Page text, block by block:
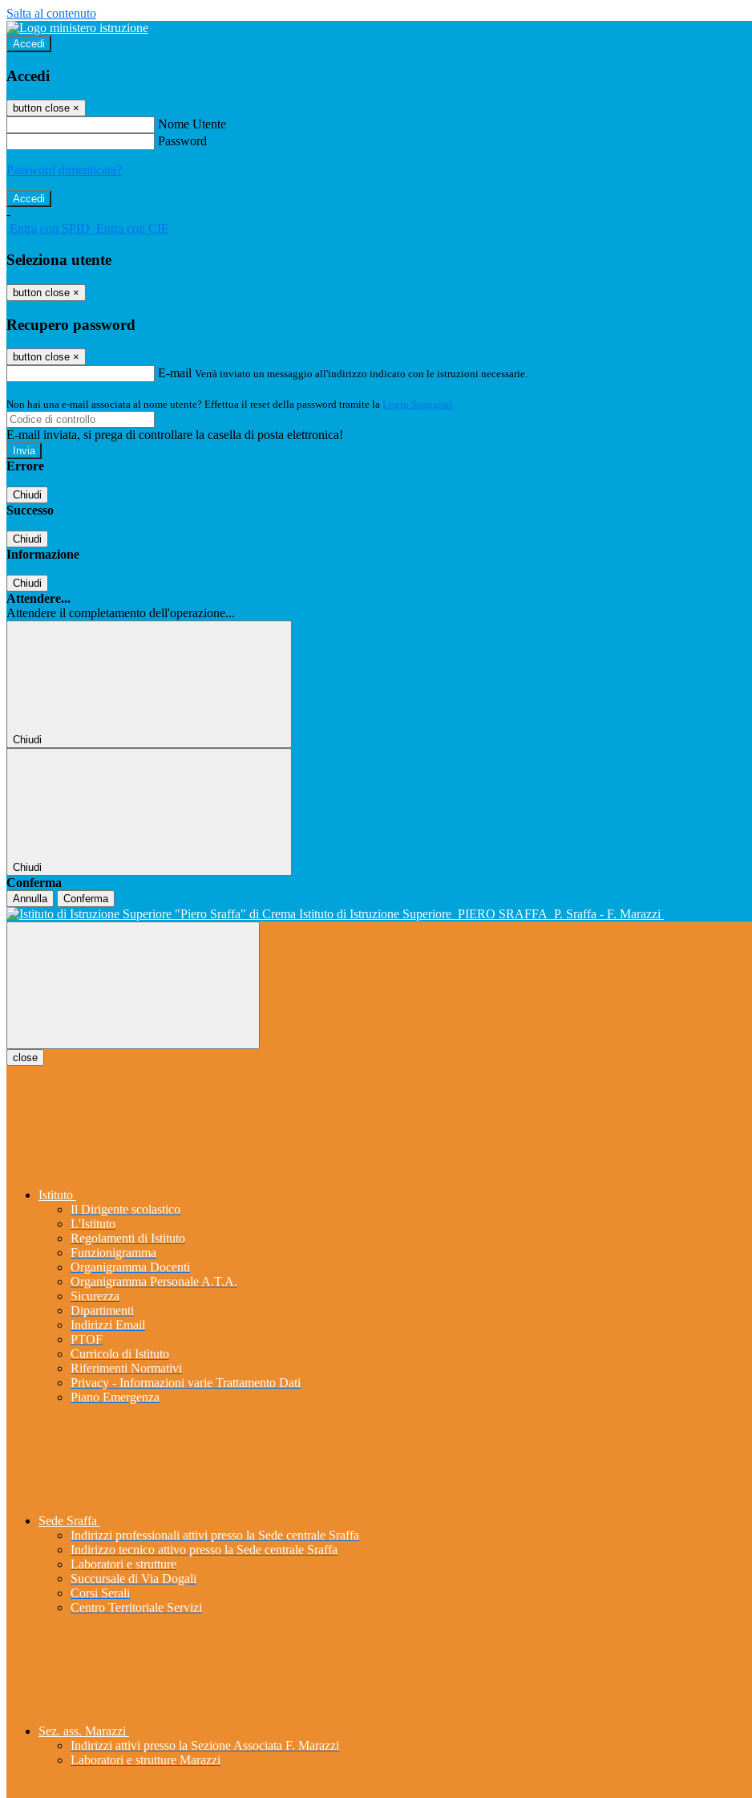
Salta al contenuto
Accedi
Accedi
button close ×
Nome Utente
Password
Password dimenticata?
-
Entra con SPID Entra con CIE
Seleziona utente
button close ×
Recupero password
button close ×
E-mail Verrà inviato un messaggio all'indirizzo indicato con le istruzioni necessarie.
Non hai una e-mail associata al nome utente? Effettua il reset della password tramite la Login Spaggiari
E-mail inviata, si prega di controllare la casella di posta elettronica!
Errore
Chiudi
Successo
Chiudi
Informazione
Chiudi
Attendere...
Attendere il completamento dell'operazione...
Chiudi
Chiudi
Conferma
Annulla Conferma
Istituto di Istruzione Superiore PIERO SRAFFA P. Sraffa - F. Marazzi
close
Istituto
Il Dirigente scolastico
L'Istituto
Regolamenti di Istituto
Funzionigramma
Organigramma Docenti
Organigramma Personale A.T.A.
Sicurezza
Dipartimenti
Indirizzi Email
PTOF
Curricolo di Istituto
Riferimenti Normativi
Privacy - Informazioni varie Trattamento Dati
Piano Emergenza
Sede Sraffa
Indirizzi professionali attivi presso la Sede centrale Sraffa
Indirizzo tecnico attivo presso la Sede centrale Sraffa
Laboratori e strutture
Succursale di Via Dogali
Corsi Serali
Centro Territoriale Servizi
Sez. ass. Marazzi
Indirizzi attivi presso la Sezione Associata F. Marazzi
Laboratori e strutture Marazzi